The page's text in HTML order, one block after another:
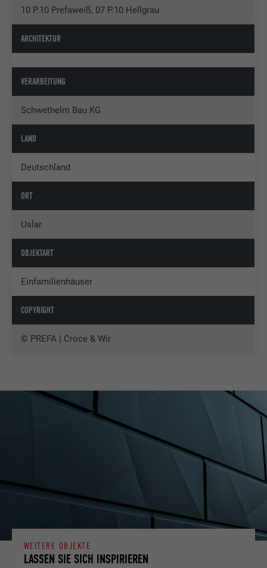
10 P.10 Prefaweiß, 07 P.10 Hellgrau
ARCHITEKTUR
VERARBEITUNG
Schwethelm Bau KG
LAND
Deutschland
ORT
Uslar
OBJEKTART
Einfamilienhäuser
COPYRIGHT
© PREFA | Croce & Wir
LASSEN SIE SICH INSPIRIEREN
WEITERE OBJEKTE